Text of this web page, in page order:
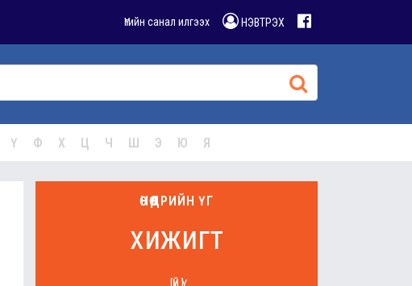
Үгийн санал илгээх НЭВТРЭХ
Ү Ф Х Ц Ч Ш Э Ю Я
ӨНӨӨДРИЙН ҮГ
хижигт